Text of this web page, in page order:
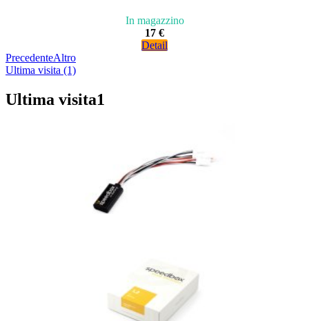
In magazzino
17 €
Detail
PrecedenteAltro
Ultima visita (1)
Ultima visita1